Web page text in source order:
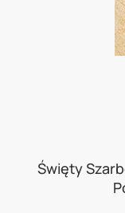
Święty